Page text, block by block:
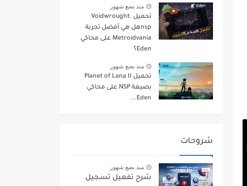
منذ بضع شهور
تحميل Voidwrought.
nspهل هي أفضل تجربة
Metroidvania على محاكي
Eden؟
منذ بضع شهور
تحميل Planet of Lana II
بصيغة NSP على محاكي
Eden...
شروحات
منذ بضع شهور
شرح تفعيل تسجيل